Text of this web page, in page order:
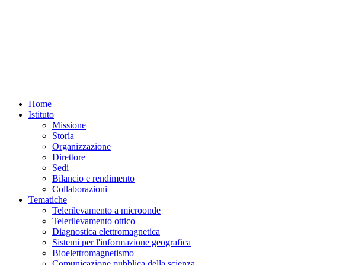
Home
Istituto
Missione
Storia
Organizzazione
Direttore
Sedi
Bilancio e rendimento
Collaborazioni
Tematiche
Telerilevamento a microonde
Telerilevamento ottico
Diagnostica elettromagnetica
Sistemi per l'informazione geografica
Bioelettromagnetismo